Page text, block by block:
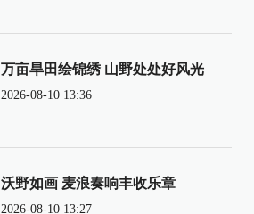
万亩旱田绘锦绣 山野处处好风光
2026-08-10 13:36
沃野如画 麦浪奏响丰收乐章
2026-08-10 13:27